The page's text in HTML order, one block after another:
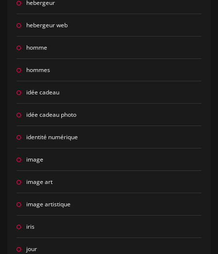
hebergeur
hebergeur web
homme
hommes
idée cadeau
idée cadeau photo
identité numérique
image
image art
image artistique
iris
jour